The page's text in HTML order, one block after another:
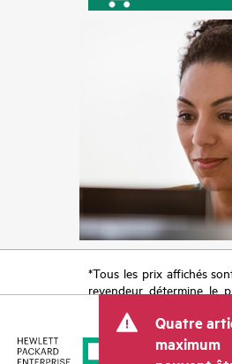
*Tous les prix affichés
revendeur détermine le
tels que la TVA ou les
et les frais d’expédition.
transaction déterminé par
Quatre
maximum